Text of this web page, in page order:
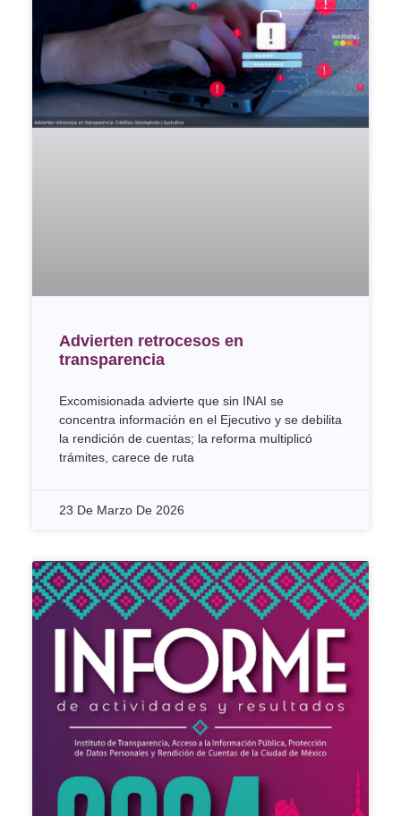
Advierten retrocesos en
transparencia
Excomisionada advierte que sin INAI se
concentra información en el Ejecutivo y se debilita
la rendición de cuentas; la reforma multiplicó
trámites, carece de ruta
23 De Marzo De 2026